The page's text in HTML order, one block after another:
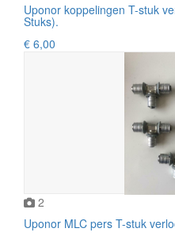
Uponor koppelingen T-stuk
Stuks).
€ 6,00
2
Uponor MLC pers T-stuk